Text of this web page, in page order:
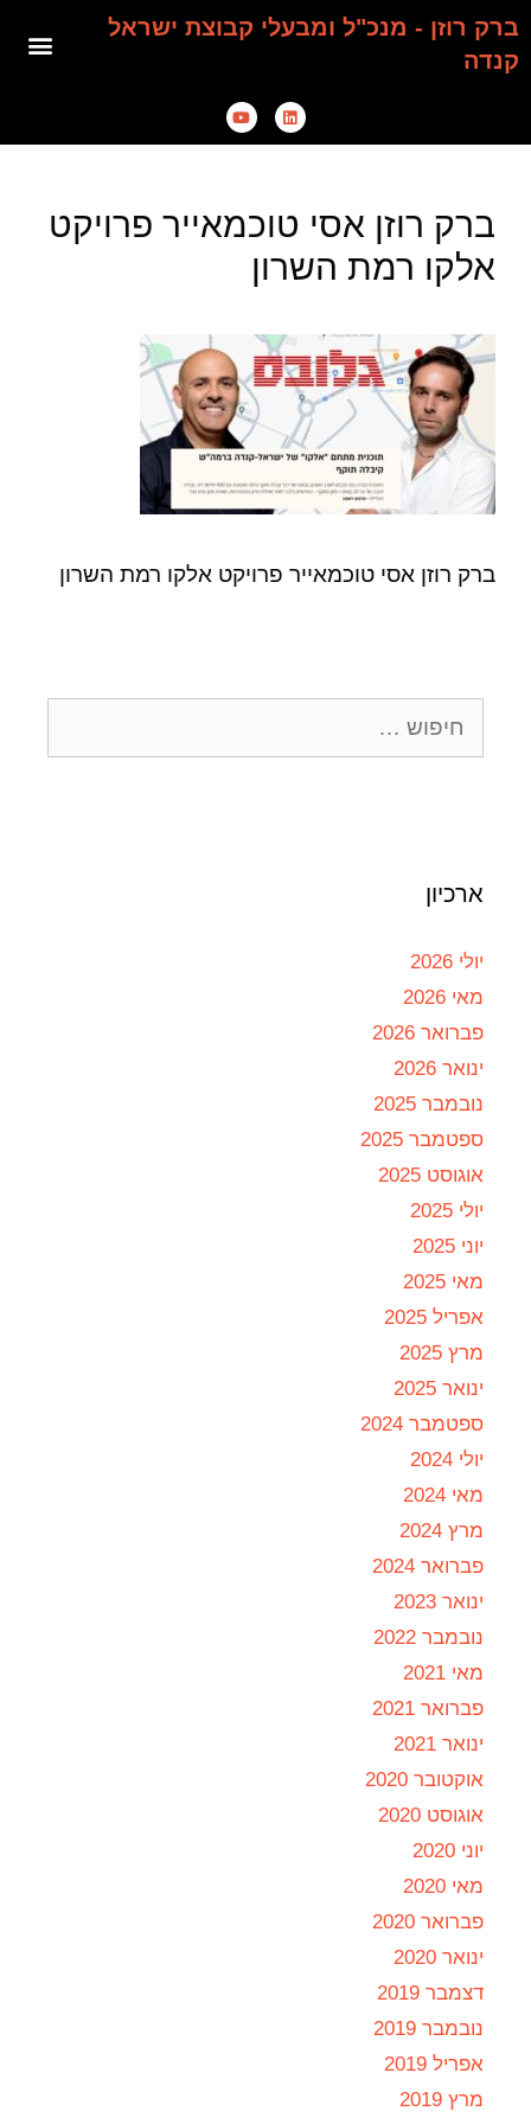
ברק רוזן - מנכ"ל ומבעלי קבוצת ישראל
קנדה
ברק רוזן אסי טוכמאייר פרויקט
אלקו רמת השרון
ברק רוזן אסי טוכמאייר פרויקט אלקו רמת השרון
ארכיון
יולי 2026
מאי 2026
פברואר 2026
ינואר 2026
נובמבר 2025
ספטמבר 2025
אוגוסט 2025
יולי 2025
יוני 2025
מאי 2025
אפריל 2025
מרץ 2025
ינואר 2025
ספטמבר 2024
יולי 2024
מאי 2024
מרץ 2024
פברואר 2024
ינואר 2023
נובמבר 2022
מאי 2021
פברואר 2021
ינואר 2021
אוקטובר 2020
אוגוסט 2020
יוני 2020
מאי 2020
פברואר 2020
ינואר 2020
דצמבר 2019
נובמבר 2019
אפריל 2019
מרץ 2019